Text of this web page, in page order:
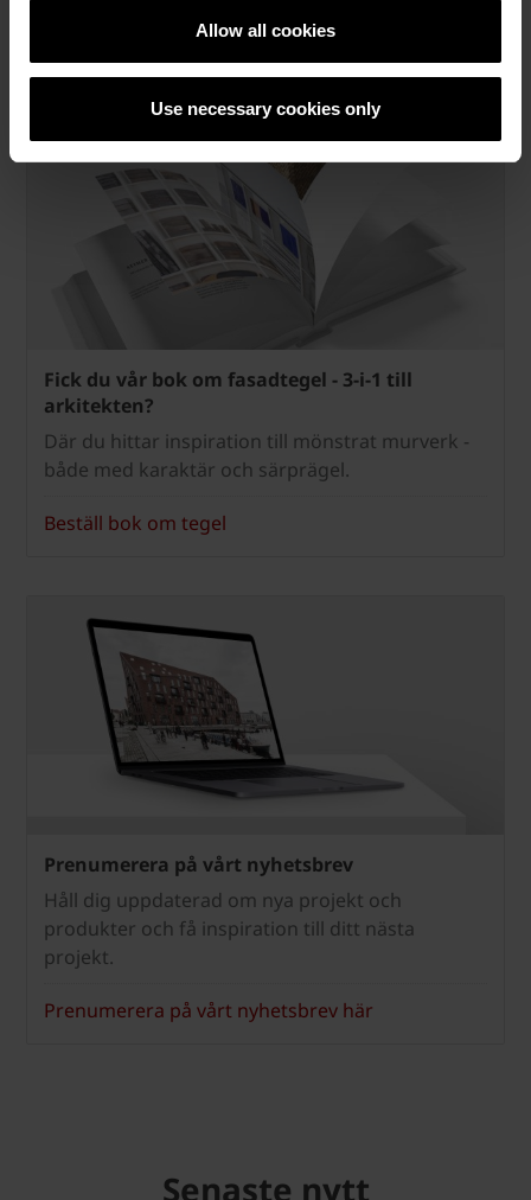
Allow all cookies
Use necessary cookies only
Fick du vår bok om fasadtegel - 3-i-1 till
arkitekten?
Där du hittar inspiration till mönstrat murverk -
både med karaktär och särprägel.
Beställ bok om tegel
Prenumerera på vårt nyhetsbrev
Håll dig uppdaterad om nya projekt och
produkter och få inspiration till ditt nästa
projekt.
Prenumerera på vårt nyhetsbrev här
Senaste nytt